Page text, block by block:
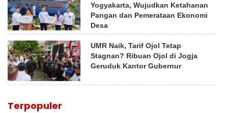
Yogyakarta, Wujudkan Ketahanan
Pangan dan Pemerataan Ekonomi
Desa
UMR Naik, Tarif Ojol Tetap
Stagnan? Ribuan Ojol di Jogja
Geruduk Kantor Gubernur
Terpopuler